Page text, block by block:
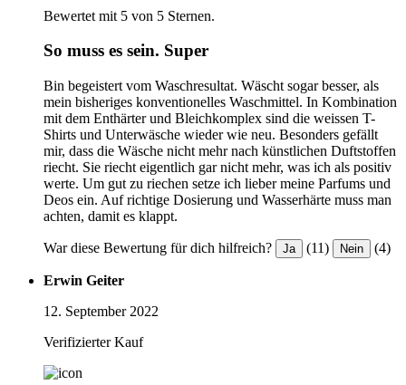
Bewertet mit 5 von 5 Sternen.
So muss es sein. Super
Bin begeistert vom Waschresultat. Wäscht sogar besser, als
mein bisheriges konventionelles Waschmittel. In Kombination
mit dem Enthärter und Bleichkomplex sind die weissen T-
Shirts und Unterwäsche wieder wie neu. Besonders gefällt
mir, dass die Wäsche nicht mehr nach künstlichen Duftstoffen
riecht. Sie riecht eigentlich gar nicht mehr, was ich als positiv
werte. Um gut zu riechen setze ich lieber meine Parfums und
Deos ein. Auf richtige Dosierung und Wasserhärte muss man
achten, damit es klappt.
War diese Bewertung für dich hilfreich? Ja (11) Nein (4)
Erwin Geiter
12. September 2022
Verifizierter Kauf